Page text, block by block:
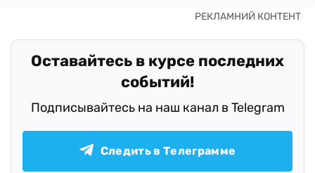
Оставайтесь в курсе последних
событий!
Подписывайтесь на наш канал в Telegram
Следить в Телеграмме